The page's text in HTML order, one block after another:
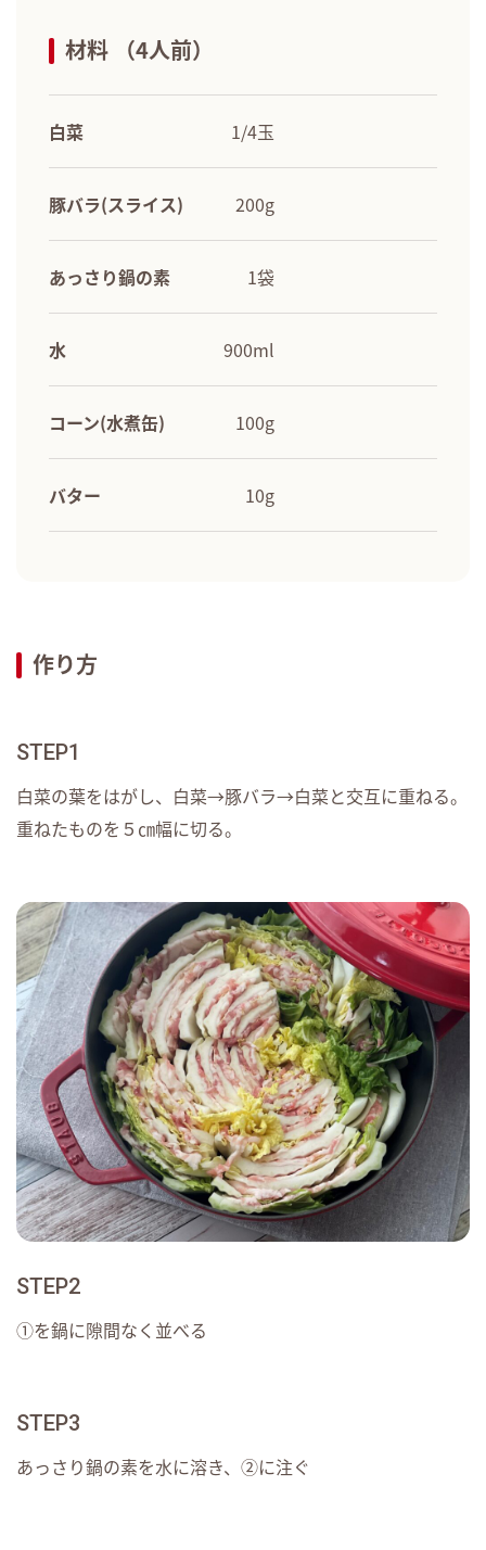
材料 （4人前）
白菜 1/4玉
豚バラ(スライス) 200g
あっさり鍋の素 1袋
水 900ml
コーン(水煮缶) 100g
バター 10g
作り方
STEP1
白菜の葉をはがし、白菜→豚バラ→白菜と交互に重ねる。
重ねたものを５㎝幅に切る。
STEP2
①を鍋に隙間なく並べる
STEP3
あっさり鍋の素を水に溶き、②に注ぐ